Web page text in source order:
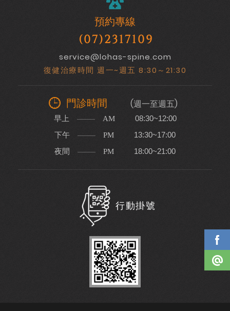
預約專線
(07)2317109
service@lohas-spine.com
復健治療時間 週一~週五 8:30～21:30
門診時間 (週一至週五)
早上 AM 08:30~12:00
下午 PM 13:30~17:00
夜間 PM 18:00~21:00
行動掛號